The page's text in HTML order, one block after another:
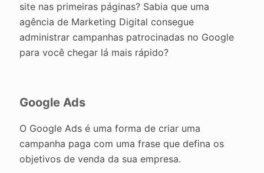
site nas primeiras páginas? Sabia que uma
agência de Marketing Digital consegue
administrar campanhas patrocinadas no Google
para você chegar lá mais rápido?
Google Ads
O Google Ads é uma forma de criar uma
campanha paga com uma frase que defina os
objetivos de venda da sua empresa.